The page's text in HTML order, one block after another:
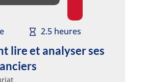
2.5 heures
lire et analyser ses